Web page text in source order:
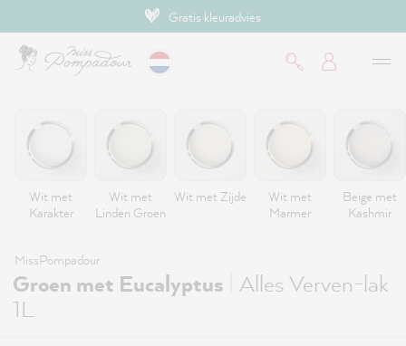
Gratis kleuradvies
Wit met
Karakter
Wit met
Linden Groen
Wit met Zijde
Wit met
Marmer
Beige met
Kashmir
MissPompadour
Groen met Eucalyptus Alles Verven-lak
1L